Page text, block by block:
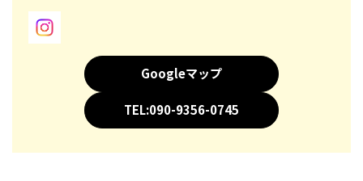
Googleマップ
TEL:090-9356-0745